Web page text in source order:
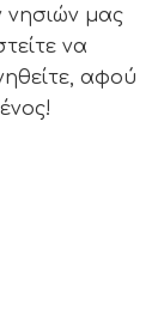
νησιών μας
να
αφού